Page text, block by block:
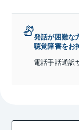
発話が困難な
聴覚障害をお
電話手話通訳